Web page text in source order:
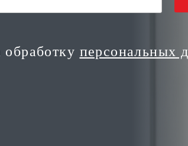
обработку персональных